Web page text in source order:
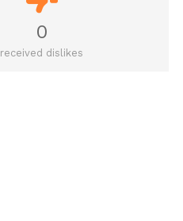
0
received dislikes